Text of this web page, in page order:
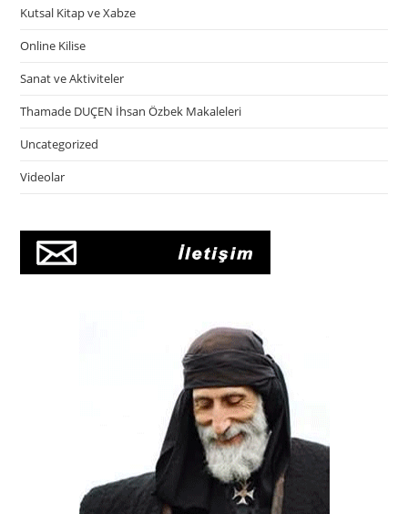
Kutsal Kitap ve Xabze
Online Kilise
Sanat ve Aktiviteler
Thamade DUÇEN İhsan Özbek Makaleleri
Uncategorized
Videolar